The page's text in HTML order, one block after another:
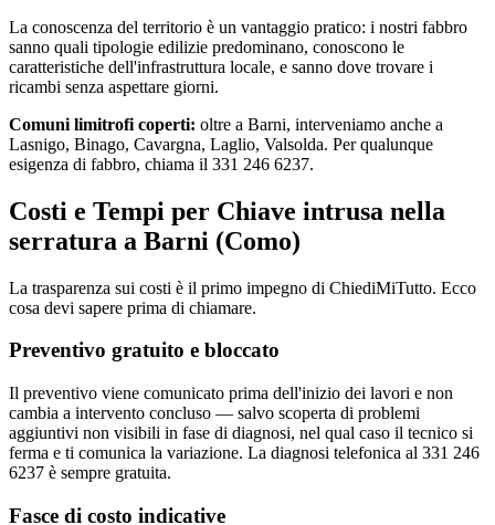
La conoscenza del territorio è un vantaggio pratico: i nostri fabbro
sanno quali tipologie edilizie predominano, conoscono le
caratteristiche dell'infrastruttura locale, e sanno dove trovare i
ricambi senza aspettare giorni.
Comuni limitrofi coperti: oltre a Barni, interveniamo anche a
Lasnigo, Binago, Cavargna, Laglio, Valsolda. Per qualunque
esigenza di fabbro, chiama il 331 246 6237.
Costi e Tempi per Chiave intrusa nella
serratura a Barni (Como)
La trasparenza sui costi è il primo impegno di ChiediMiTutto. Ecco
cosa devi sapere prima di chiamare.
Preventivo gratuito e bloccato
Il preventivo viene comunicato prima dell'inizio dei lavori e non
cambia a intervento concluso — salvo scoperta di problemi
aggiuntivi non visibili in fase di diagnosi, nel qual caso il tecnico si
ferma e ti comunica la variazione. La diagnosi telefonica al 331 246
6237 è sempre gratuita.
Fasce di costo indicative